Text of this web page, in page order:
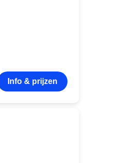
Info & prijzen